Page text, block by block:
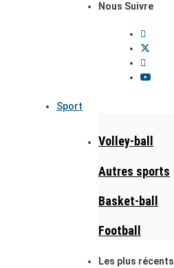
Nous Suivre
Sport
Volley-ball
Autres sports
Basket-ball
Football
Les plus récents